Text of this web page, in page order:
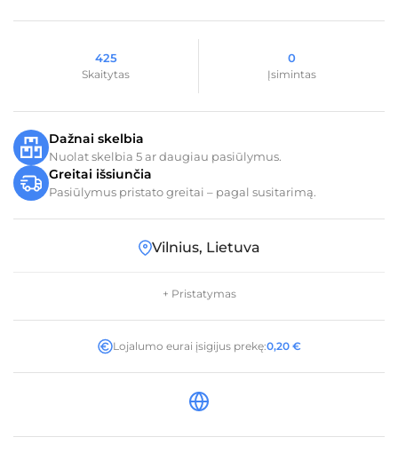
425
Skaitytas
0
Įsimintas
Dažnai skelbia
Nuolat skelbia 5 ar daugiau pasiūlymus.
Greitai išsiunčia
Pasiūlymus pristato greitai – pagal susitarimą.
Vilnius, Lietuva
+ Pristatymas
Lojalumo eurai įsigijus prekę:0,20 €